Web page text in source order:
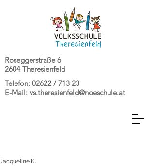
Telefon: 02622 / 713 23
E-Mail: vs.theresienfeld@noeschule.at
Roseggerstraße 6
2604 Theresienfeld
Jacqueline K.